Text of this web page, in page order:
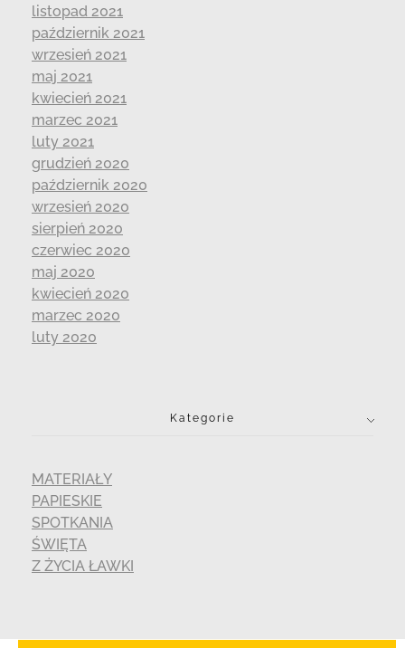
listopad 2021
październik 2021
wrzesień 2021
maj 2021
kwiecień 2021
marzec 2021
luty 2021
grudzień 2020
październik 2020
wrzesień 2020
sierpień 2020
czerwiec 2020
maj 2020
kwiecień 2020
marzec 2020
luty 2020
Kategorie
MATERIAŁY
PAPIESKIE
SPOTKANIA
ŚWIĘTA
Z ŻYCIA ŁAWKI